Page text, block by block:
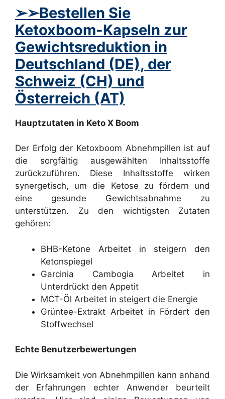
➢➢Bestellen Sie
Ketoxboom-Kapseln zur
Gewichtsreduktion in
Deutschland (DE), der
Schweiz (CH) und
Österreich (AT)
Hauptzutaten in Keto X Boom
Der Erfolg der Ketoxboom Abnehmpillen ist auf
die sorgfältig ausgewählten Inhaltsstoffe
zurückzuführen. Diese Inhaltsstoffe wirken
synergetisch, um die Ketose zu fördern und
eine gesunde Gewichtsabnahme zu
unterstützen. Zu den wichtigsten Zutaten
gehören:
BHB-Ketone Arbeitet in steigern den
Ketonspiegel
Garcinia Cambogia Arbeitet in
Unterdrückt den Appetit
MCT-Öl Arbeitet in steigert die Energie
Grüntee-Extrakt Arbeitet in Fördert den
Stoffwechsel
Echte Benutzerbewertungen
Die Wirksamkeit von Abnehmpillen kann anhand
der Erfahrungen echter Anwender beurteilt